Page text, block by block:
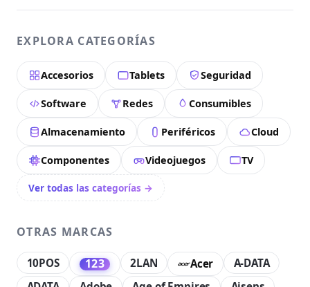
EXPLORA CATEGORÍAS
Accesorios Tablets Seguridad
Software Redes Consumibles
Almacenamiento Periféricos Cloud
Componentes Videojuegos TV
Ver todas las categorías →
OTRAS MARCAS
10POS 123 2LAN Acer
A-DATA